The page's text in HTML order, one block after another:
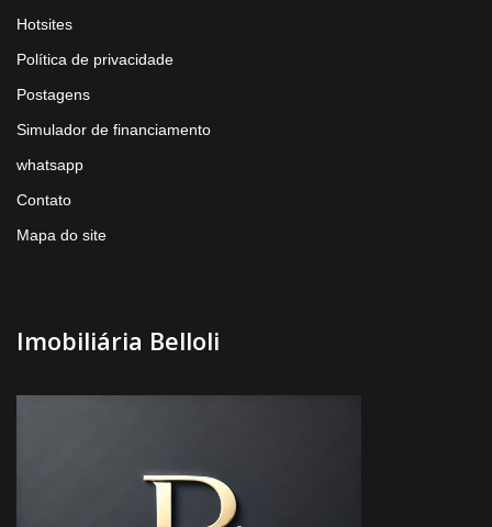
Hotsites
Política de privacidade
Postagens
Simulador de financiamento
whatsapp
Contato
Mapa do site
Imobiliária Belloli